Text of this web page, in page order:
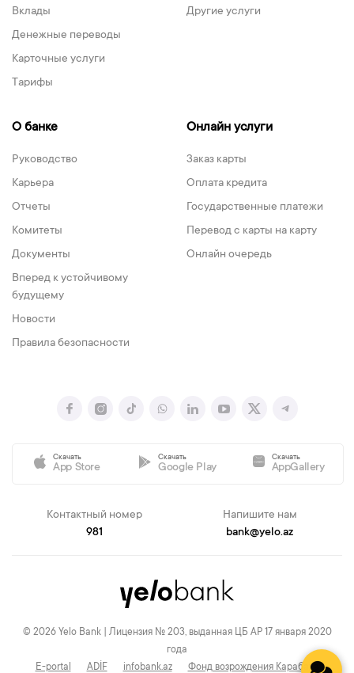
Вклады
Денежные переводы
Карточные услуги
Тарифы
Другие услуги
О банке
Руководство
Карьера
Отчеты
Комитеты
Документы
Вперед к устойчивому
будущему
Новости
Правила безопасности
Онлайн услуги
Заказ карты
Оплата кредита
Государственные платежи
Перевод с карты на карту
Онлайн очередь
Скачать
App Store
Скачать
Google Play
Скачать
AppGallery
Контактный номер
981
Напишите нам
bank@yelo.az
© 2026 Yelo Bank | Лицензия № 203, выданная ЦБ АР 17 января 2020
года
E-portal
ADİF infobank.az Фонд возрождения Карабаха